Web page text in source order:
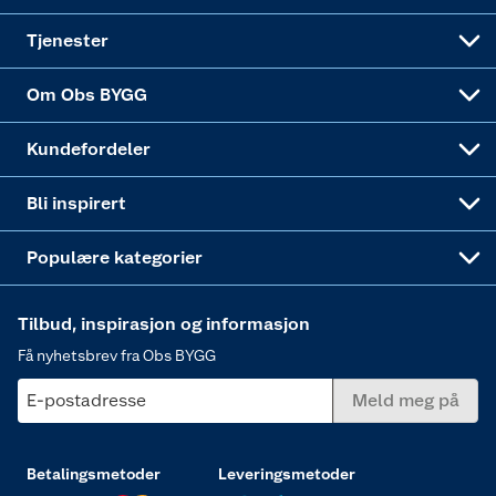
Tjenester
Om Obs BYGG
Kundefordeler
Bli inspirert
Populære kategorier
Tilbud, inspirasjon og informasjon
Få nyhetsbrev fra Obs BYGG
E-postadresse Meld meg på
Betalingsmetoder Leveringsmetoder